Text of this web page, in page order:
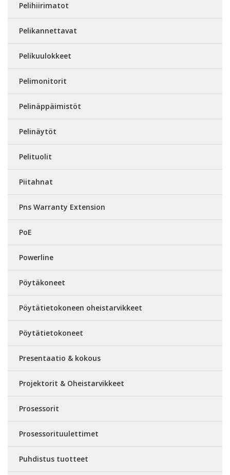
Pelihiirimatot
Pelikannettavat
Pelikuulokkeet
Pelimonitorit
Pelinäppäimistöt
Pelinäytöt
Pelituolit
Piitahnat
Pns Warranty Extension
PoE
Powerline
Pöytäkoneet
Pöytätietokoneen oheistarvikkeet
Pöytätietokoneet
Presentaatio & kokous
Projektorit & Oheistarvikkeet
Prosessorit
Prosessorituulettimet
Puhdistus tuotteet